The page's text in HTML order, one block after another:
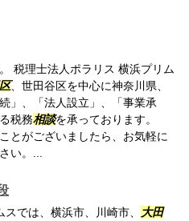
税理士法人ポラリス 横浜プリム
、世田谷区を中心に神奈川県、
」、「法人設立」、「事業承
税務相談を承っております。
とがございましたら、お気軽に
い。...
では、横浜市、川崎市、
大田